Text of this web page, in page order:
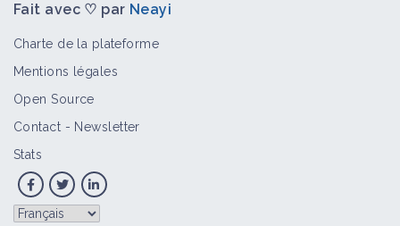
Fait avec ♡ par Neayi
Charte de la plateforme
Mentions légales
Open Source
Contact - Newsletter
Stats